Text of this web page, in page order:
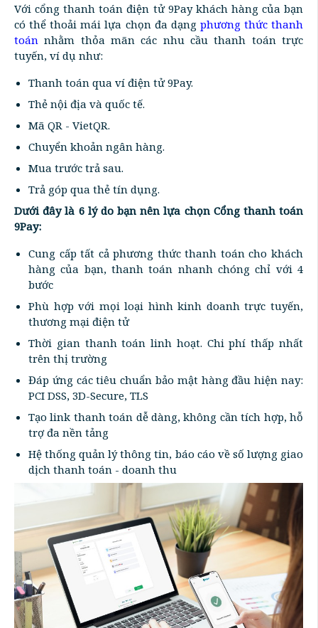
Với cổng thanh toán điện tử 9Pay khách hàng của bạn
có thể thoải mái lựa chọn đa dạng phương thức thanh
toán nhằm thỏa mãn các nhu cầu thanh toán trực
tuyến, ví dụ như:
Thanh toán qua ví điện tử 9Pay.
Thẻ nội địa và quốc tế.
Mã QR - VietQR.
Chuyển khoản ngân hàng.
Mua trước trả sau.
Trả góp qua thẻ tín dụng.
Dưới đây là 6 lý do bạn nên lựa chọn Cổng thanh toán
9Pay:
Cung cấp tất cả phương thức thanh toán cho khách
hàng của bạn, thanh toán nhanh chóng chỉ với 4
bước
Phù hợp với mọi loại hình kinh doanh trực tuyến,
thương mại điện tử
Thời gian thanh toán linh hoạt. Chi phí thấp nhất
trên thị trường
Đáp ứng các tiêu chuẩn bảo mật hàng đầu hiện nay:
PCI DSS, 3D-Secure, TLS
Tạo link thanh toán dễ dàng, không cần tích hợp, hỗ
trợ đa nền tảng
Hệ thống quản lý thông tin, báo cáo về số lượng giao
dịch thanh toán - doanh thu